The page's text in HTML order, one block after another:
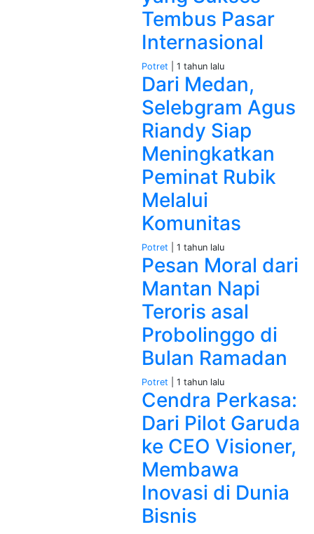
Tembus Pasar
Internasional
Potret | 1 tahun lalu
Dari Medan,
Selebgram Agus
Riandy Siap
Meningkatkan
Peminat Rubik
Melalui
Komunitas
Potret | 1 tahun lalu
Pesan Moral dari
Mantan Napi
Teroris asal
Probolinggo di
Bulan Ramadan
Potret | 1 tahun lalu
Cendra Perkasa:
Dari Pilot Garuda
ke CEO Visioner,
Membawa
Inovasi di Dunia
Bisnis